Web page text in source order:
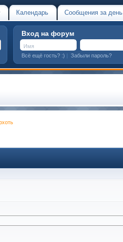
Календарь Сообщения за день
Вход на форум
Всё ещё гость? :) | Забыли пароль?